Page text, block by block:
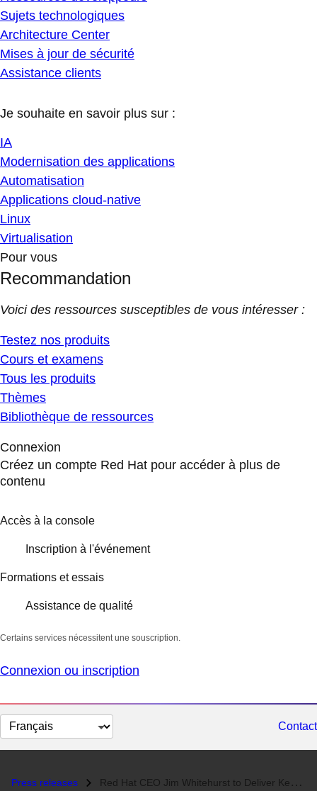
Sujets technologiques
Architecture Center
Mises à jour de sécurité
Assistance clients
Je souhaite en savoir plus sur :
IA
Modernisation des applications
Automatisation
Applications cloud-native
Linux
Virtualisation
Pour vous
Recommandation
Voici des ressources susceptibles de vous intéresser :
Testez nos produits
Cours et examens
Tous les produits
Thèmes
Bibliothèque de ressources
Connexion
Créez un compte Red Hat pour accéder à plus de
contenu
Accès à la console
Inscription à l'événement
Formations et essais
Assistance de qualité
Certains services nécessitent une souscription.
Connexion ou inscription
Changer
la
Contact
Press releases Red Hat CEO Jim Whitehurst to Deliver Keynote Address at Fuqua School...